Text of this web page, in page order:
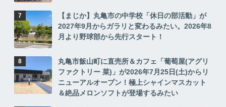
【まじか】丸亀市の中学校「休日の部活動」が
2027年9月からガラリと変わるみたい。2026年8
月より野球部から先行スタート！
丸亀市飯山町に直売所＆カフェ「葡萄屋(アグリ
ファクトリー 菜)」が2026年7月25日(土)からリ
ニューアルオープン！極上シャインマスカット
＆絶品メロンソフトが登場するみたい